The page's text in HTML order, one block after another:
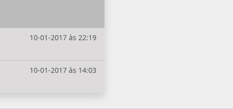
10-01-2017 às 22:19
10-01-2017 às 14:03